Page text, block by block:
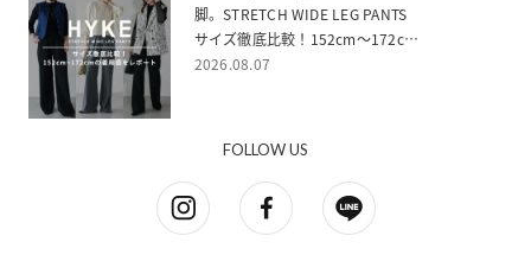
脚。STRETCH WIDE LEG PANTS
サイズ徹底比較！152cm〜172cm
の着用感をレポート
2026.08.07
FOLLOW US